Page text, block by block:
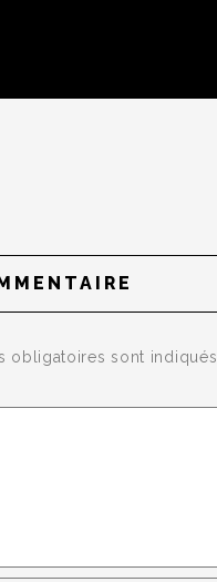
obligatoires sont indiqués